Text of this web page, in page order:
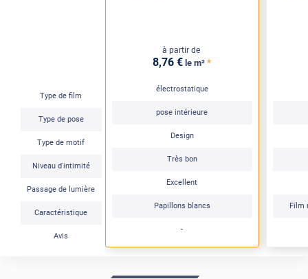
Type de film
Type de pose
Type de motif
Niveau d'intimité
Passage de lumière
Caractéristique
Avis
à partir de
8,76 € le m² *
électrostatique
pose intérieure
Design
Très bon
Excellent
Papillons blancs
-
Film